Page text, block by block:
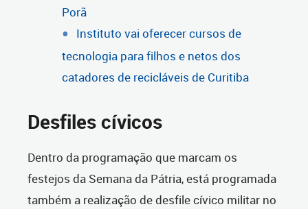
Porã
Instituto vai oferecer cursos de
tecnologia para filhos e netos dos
catadores de recicláveis de Curitiba
Desfiles cívicos
Dentro da programação que marcam os
festejos da Semana da Pátria, está programada
também a realização de desfile cívico militar no